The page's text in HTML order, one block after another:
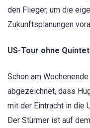
den Flieger, um die
Zukunftsplanungen
US-Tour ohne
Schon am
abgezeichnet, dass
mit der Eintracht in die
Der Stürmer ist auf